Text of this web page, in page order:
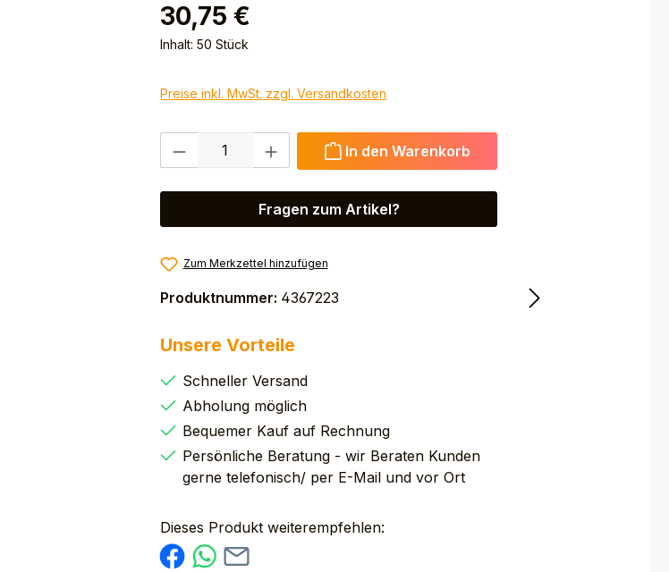
30,75 €
Inhalt:50 Stück
Preise inkl. MwSt. zzgl. Versandkosten
Produkt Anzahl: Gib den gewünschten Wert ein oder benutze die
In den Warenkorb
Fragen zum Artikel?
Zum Merkzettel hinzufügen
Produktnummer: 4367223
Unsere Vorteile
Schneller Versand
Abholung möglich
Bequemer Kauf auf Rechnung
Persönliche Beratung - wir Beraten Kunden
gerne telefonisch/ per E-Mail und vor Ort
Dieses Produkt weiterempfehlen: